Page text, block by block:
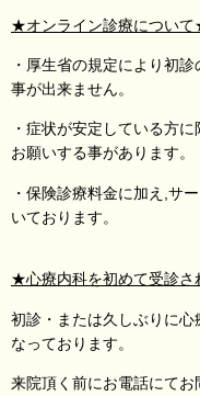
★オンライン診療について
・厚生省の規定により初
事が出来ません。
・症状が安定している方
お願いする事があります。
・保険診療料金に加え,サ
いております。
★心療内科を初めて受診
初診・または久しぶりに
なっております。
来院頂く前にお電話にて